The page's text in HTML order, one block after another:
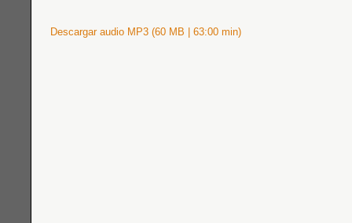
Descargar audio MP3 (60 MB | 63:00 min)